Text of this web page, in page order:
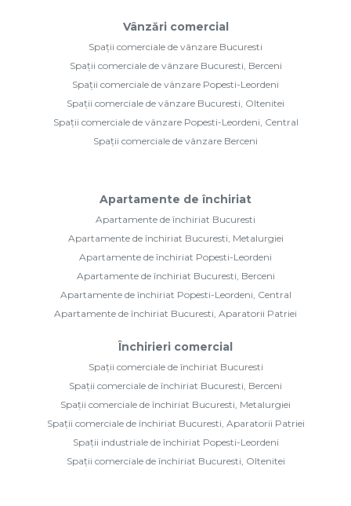
Vânzări comercial
Spații comerciale de vânzare Bucuresti
Spații comerciale de vânzare Bucuresti, Berceni
Spații comerciale de vânzare Popesti-Leordeni
Spații comerciale de vânzare Bucuresti, Oltenitei
Spații comerciale de vânzare Popesti-Leordeni, Central
Spații comerciale de vânzare Berceni
Apartamente de închiriat
Apartamente de închiriat Bucuresti
Apartamente de închiriat Bucuresti, Metalurgiei
Apartamente de închiriat Popesti-Leordeni
Apartamente de închiriat Bucuresti, Berceni
Apartamente de închiriat Popesti-Leordeni, Central
Apartamente de închiriat Bucuresti, Aparatorii Patriei
Închirieri comercial
Spații comerciale de închiriat Bucuresti
Spații comerciale de închiriat Bucuresti, Berceni
Spații comerciale de închiriat Bucuresti, Metalurgiei
Spații comerciale de închiriat Bucuresti, Aparatorii Patriei
Spații industriale de închiriat Popesti-Leordeni
Spații comerciale de închiriat Bucuresti, Oltenitei